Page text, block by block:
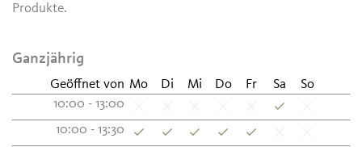
Produkte.
Ganzjährig
Geöffnet von Mo Di Mi Do Fr Sa
So
10:00 - 13:00
10:00 - 13:30